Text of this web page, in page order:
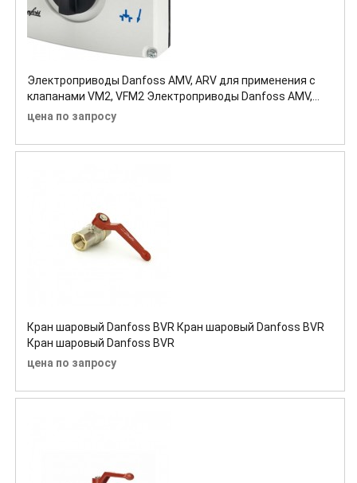
Электроприводы Danfoss AMV, ARV для применения с
клапанами VM2, VFM2 Электроприводы Danfoss AMV,
ARV для применения с клапанами VM2, VFM2
клапанами VM2, VFM2
цена по запросу
Кран шаровый Danfoss BVR Кран шаровый Danfoss BVR
Кран шаровый Danfoss BVR
цена по запросу